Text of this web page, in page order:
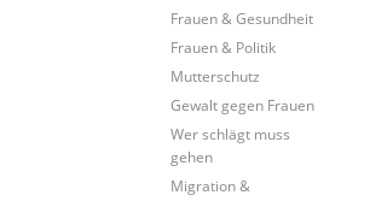
Frauen & Gesundheit
Frauen & Politik
Mutterschutz
Gewalt gegen Frauen
Wer schlägt muss
gehen
Migration &